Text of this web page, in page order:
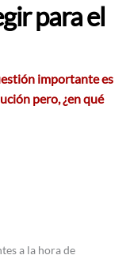
para el
importante es
pero, ¿en qué
a la hora de